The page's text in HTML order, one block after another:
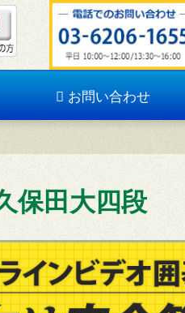
お問い合わせ
保田大四段